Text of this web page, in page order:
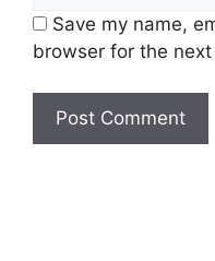
Save my name,
browser for the